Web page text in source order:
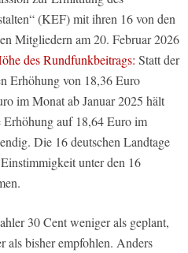
(KEF) mit ihren 16 von den
Mitgliedern am 20. Februar 2026
des Rundfunkbeitrags: Statt der
Erhöhung von 18,36 Euro
im Monat ab Januar 2025 hält
auf 18,64 Euro im
Die 16 deutschen Landtage
unter den 16
30 Cent weniger als geplant,
als bisher empfohlen. Anders